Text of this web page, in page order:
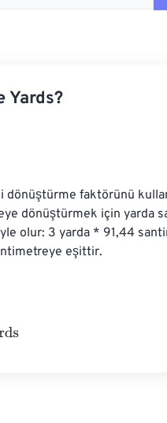
Yards?
dönüştürme faktörünü
dönüştürmek için yarda
olur: 3 yarda * 91,44
eşittir.